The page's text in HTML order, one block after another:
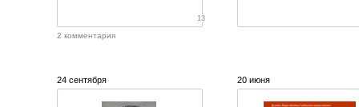
13
2 комментария
24 сентября 20 июня